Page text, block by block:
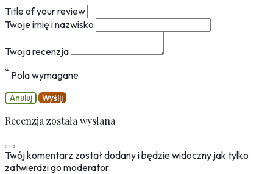
Title of your review
Twoje imię i nazwisko
Twoja recenzja
* Pola wymagane
Anuluj Wyślij
Recenzja została wysłana
Twój komentarz został dodany i będzie widoczny jak tylko
zatwierdzi go moderator.